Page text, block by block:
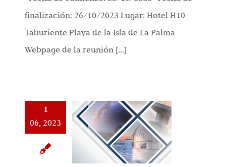
finalización: 26/10/2023 Lugar: Hotel H10
Taburiente Playa de la Isla de La Palma
Webpage de la reunión [...]
1
06, 2023